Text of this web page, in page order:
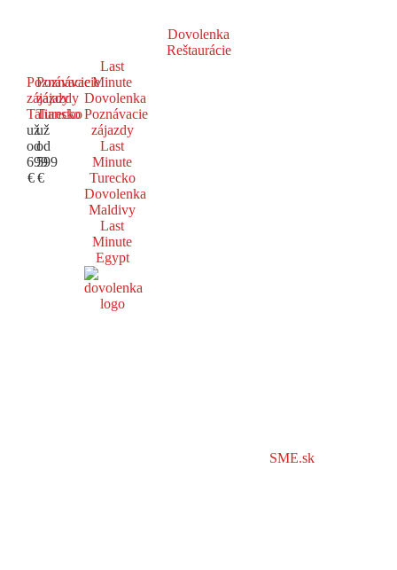
Dovolenka
Reštaurácie
Poznávacie
zájazdy
Taliansko
už
od
699
€
Poznávacie
zájazdy
Turecko
už
od
599
€
Last
Minute
Dovolenka
Poznávacie
zájazdy
Last
Minute
Turecko
Dovolenka
Maldivy
Last
Minute
Egypt
SME.sk